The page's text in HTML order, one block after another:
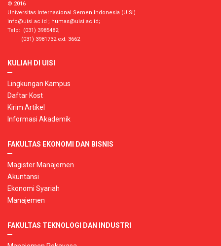
© 2016
Universitas Internasional Semen Indonesia (UISI)
info@uisi.ac.id ; humas@uisi.ac.id;
Telp: (031) 3985482;
(031) 3981732 ext. 3662
KULIAH DI UISI
Lingkungan Kampus
Daftar Kost
Kirim Artikel
Informasi Akademik
FAKULTAS EKONOMI DAN BISNIS
Magister Manajemen
Akuntansi
Ekonomi Syariah
Manajemen
FAKULTAS TEKNOLOGI DAN INDUSTRI